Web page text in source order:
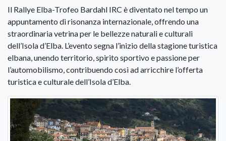
Il Rallye Elba-Trofeo Bardahl IRC è diventato nel tempo un
appuntamento di risonanza internazionale, offrendo una
straordinaria vetrina per le bellezze naturali e culturali
dell’Isola d’Elba. L’evento segna l’inizio della stagione turistica
elbana, unendo territorio, spirito sportivo e passione per
l’automobilismo, contribuendo così ad arricchire l’offerta
turistica e culturale dell’Isola d’Elba.